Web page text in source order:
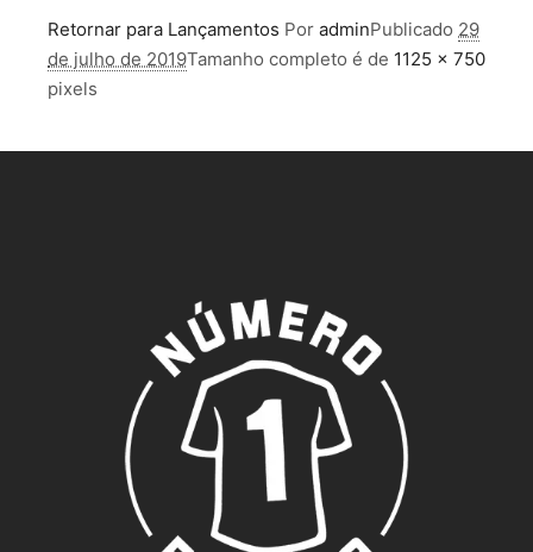
Retornar para Lançamentos Por adminPublicado 29
de julho de 2019Tamanho completo é de 1125 × 750
pixels